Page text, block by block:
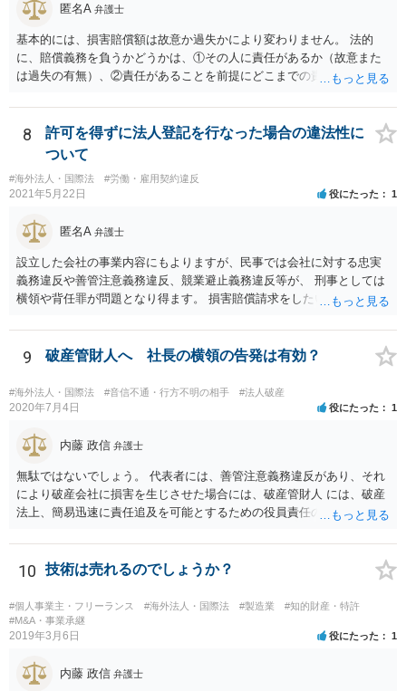
匿名A 弁護士
基本的には、損害賠償額は故意か過失かにより変わりません。 法的
に、賠償義務を負うかどうかは、①その人に責任があるか（故意また
は過失の有無）、②責任があることを前提にどこまでの責任を負うべ
（厳密には、②の話の中で責任の範囲を問う過程で主観面も見るする
ので事案次第ではありますが。）。 また、海外での損害の発生の場合
には、まずどの法を適用するのかの問題があるので、どの国の損害で
生じた損害で、その問題に何法が適用されるのか、の判断が先行する
ので、事案聞かないことにはなんともといったところです。
8
許可を得ずに法人登記を行なった場合の違法性に
ついて
#海外法人・国際法 #労働・雇用契約違反
2021年5月22日 役にたった 1
匿名A 弁護士
設立した会社の事業内容にもよりますが、民事では会社に対する忠実
義務違反や善管注意義務違反、競業避止義務違反等が、 刑事としては
横領や背任罪が問題となり得ます。 損害賠償請求をしたいのか、刑事
等、ご希望によって進め方や必要な証拠が変わってきますので、速や
かにお近くの法律事務所に直接ご相談いただくことをおすすめいたし
9 破産管財人へ 社長の横領の告発は有効？
#海外法人・国際法 #音信不通・行方不明の相手 #法人破産
2020年7月4日 役にたった 1
内藤 政信 弁護士
無駄ではないでしょう。 代表者には、善管注意義務違反があり、それ
により破産会社に損害を生じさせた場合には、破産管財人 には、破産
法上、簡易迅速に責任追及を可能とするための役員責任の査定申立て
10 技術は売れるのでしょうか？
#個人事業主・フリーランス #海外法人・国際法 #製造業
#知的財産・特許
#M&A・事業承継
2019年3月6日 役にたった 1
内藤 政信 弁護士